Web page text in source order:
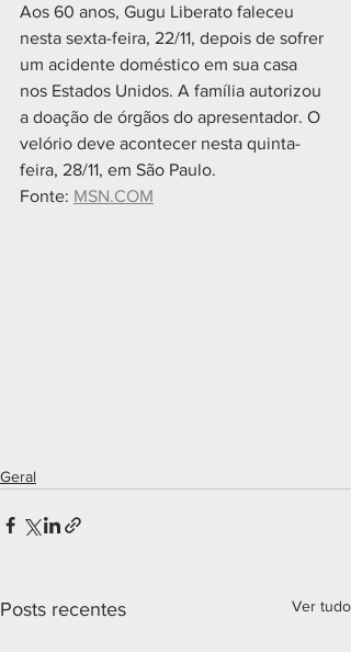
Aos 60 anos, Gugu Liberato faleceu
nesta sexta-feira, 22/11, depois de sofrer
um acidente doméstico em sua casa
nos Estados Unidos. A família autorizou
a doação de órgãos do apresentador. O
velório deve acontecer nesta quinta-
feira, 28/11, em São Paulo.
Fonte: MSN.COM
Geral
Posts recentes Ver tudo